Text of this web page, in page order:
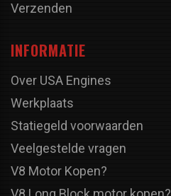
Verzenden
INFORMATIE
Over USA Engines
Werkplaats
Statiegeld voorwaarden
Veelgestelde vragen
V8 Motor Kopen?